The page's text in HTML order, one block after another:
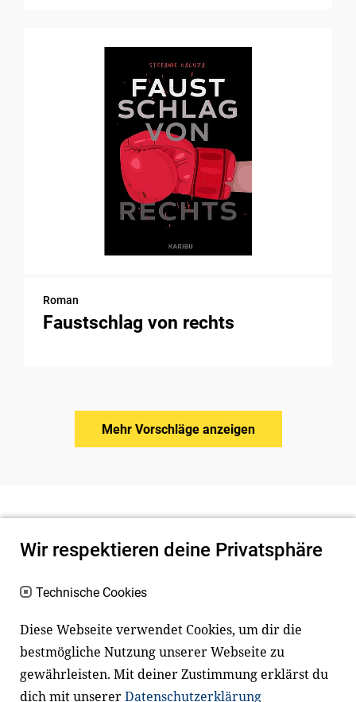
Roman
Faustschlag von rechts
Mehr Vorschläge anzeigen
Newsletter
Facebook LinkedIn
Wir respektieren deine Privatsphäre
Technische Cookies
Diese Webseite verwendet Cookies, um dir die
bestmögliche Nutzung unserer Webseite zu
gewährleisten. Mit deiner Zustimmung erklärst du
dich mit unsererDatenschutzerklärung